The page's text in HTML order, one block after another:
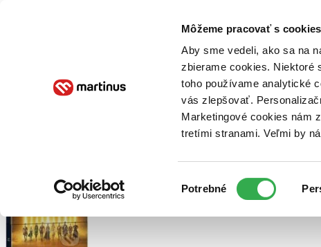
Môžeme pracovať s
Aby sme vedeli, ako sa na
zbierame cookies. Niektoré
toho používame analytické
vás zlepšovať.
Marketingové cookies nám
tretími stranami. Veľmi by
súhlasu
Potrebné
Poukážky Kontakt